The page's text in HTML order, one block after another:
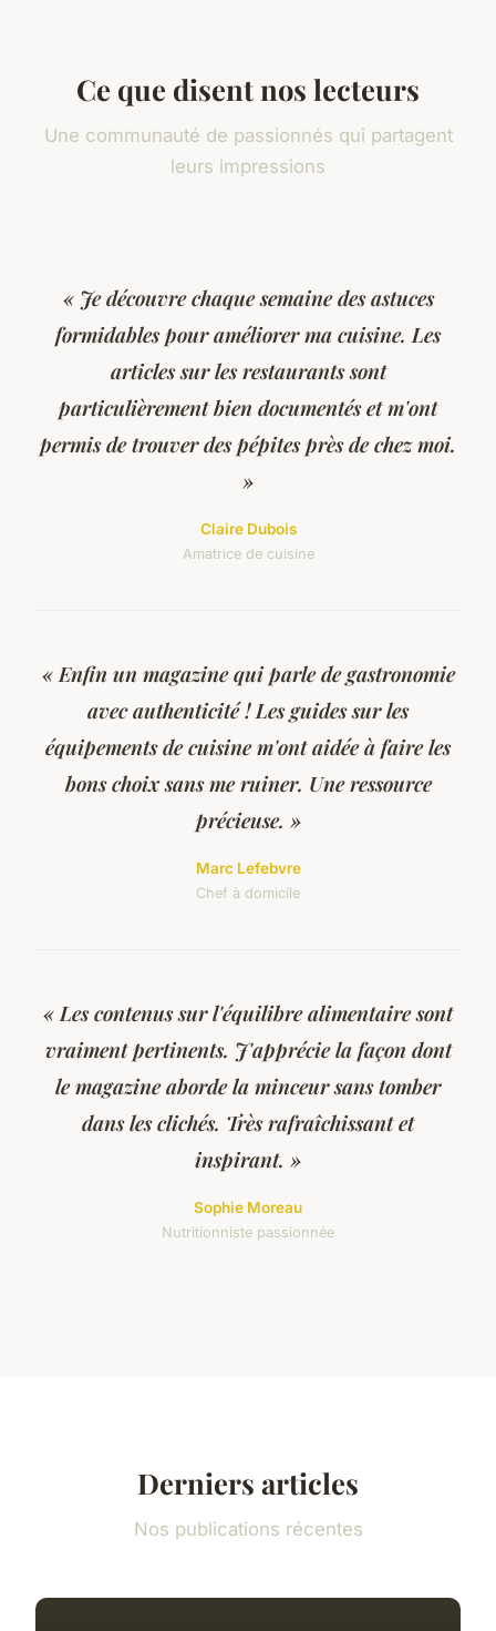
Ce que disent nos lecteurs
Une communauté de passionnés qui partagent
leurs impressions
« Je découvre chaque semaine des astuces
formidables pour améliorer ma cuisine. Les
articles sur les restaurants sont
particulièrement bien documentés et m'ont
permis de trouver des pépites près de chez moi.
»
Claire Dubois
Amatrice de cuisine
« Enfin un magazine qui parle de gastronomie
avec authenticité ! Les guides sur les
équipements de cuisine m'ont aidée à faire les
bons choix sans me ruiner. Une ressource
précieuse. »
Marc Lefebvre
Chef à domicile
« Les contenus sur l'équilibre alimentaire sont
vraiment pertinents. J'apprécie la façon dont
le magazine aborde la minceur sans tomber
dans les clichés. Très rafraîchissant et
inspirant. »
Sophie Moreau
Nutritionniste passionnée
Derniers articles
Nos publications récentes